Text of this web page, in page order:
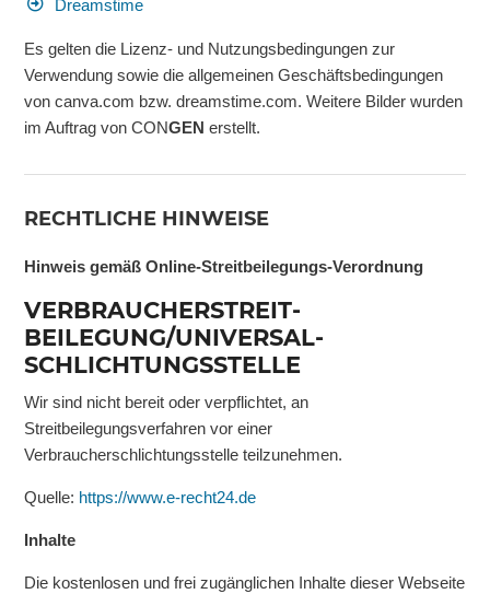
Dreamstime
Es gelten die Lizenz- und Nutzungsbedingungen zur
Verwendung sowie die allgemeinen Geschäftsbedingungen
von canva.com bzw. dreamstime.com. Weitere Bilder wurden
im Auftrag von CONGEN erstellt.
RECHTLICHE HINWEISE
Hinweis gemäß Online-Streitbeilegungs-Verordnung
VERBRAUCHER­STREIT­
BEILEGUNG/UNIVERSAL­
SCHLICHTUNGS­STELLE
Wir sind nicht bereit oder verpflichtet, an
Streitbeilegungsverfahren vor einer
Verbraucherschlichtungsstelle teilzunehmen.
Quelle: https://www.e-recht24.de
Inhalte
Die kostenlosen und frei zugänglichen Inhalte dieser Webseite